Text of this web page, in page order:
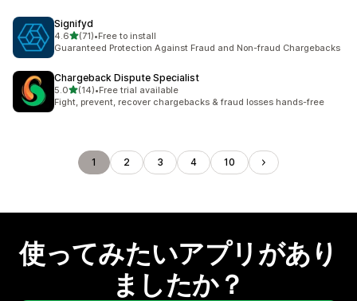
Signifyd
4.65つ星中
(71)
合計レビュー数：71件
•Free to install
Guaranteed Protection Against Fraud and Non-fraud Chargebacks
Chargeback Dispute Specialist
5.05つ星中
(14)
合計レビュー数：14件
•Free trial available
Fight, prevent, recover chargebacks & fraud losses hands-free
1 2 3 4 10
使ってみたいアプリがあり
ましたか？